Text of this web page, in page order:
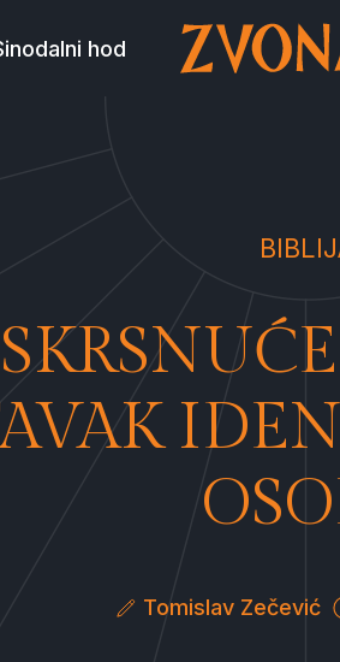
hod
Tomislav Zečević